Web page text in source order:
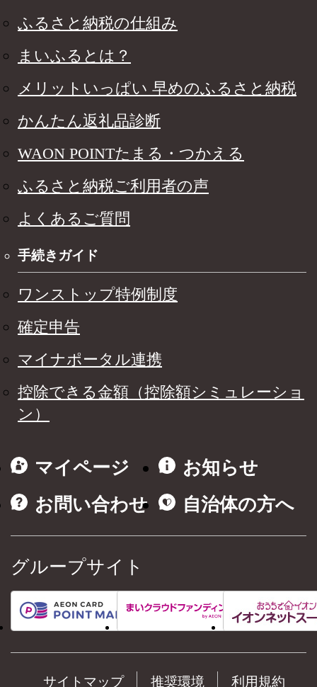
ふるさと納税の仕組み
まいふるとは？
メリットいっぱい 早めのふるさと納税
かんたん返礼品診断
WAON POINTたまる・つかえる
ふるさと納税ご利用者の声
よくあるご質問
手続きガイド
ワンストップ特例制度
確定申告
マイナポータル連携
控除できる金額（控除額シミュレーショ
ン）
マイページ
お知らせ
お問い合わせ
自治体の方へ
グループサイト
サイトマップ 推奨環境 利用規約